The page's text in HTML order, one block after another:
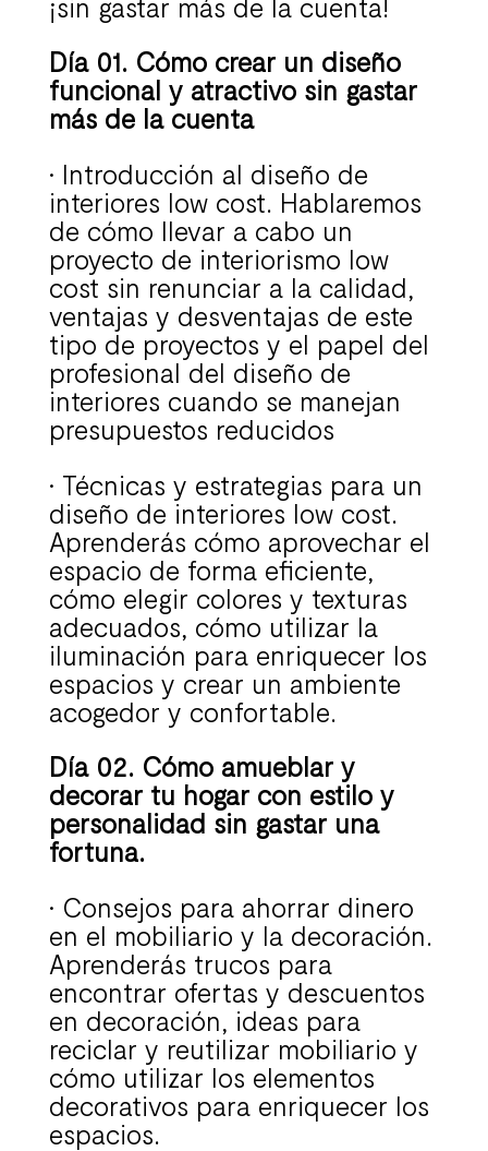
Día 01. Cómo crear un diseño
funcional y atractivo sin gastar
más de la cuenta
• Introducción al diseño de
interiores low cost. Hablaremos
de cómo llevar a cabo un
proyecto de interiorismo low
cost sin renunciar a la calidad,
ventajas y desventajas de este
tipo de proyectos y el papel del
profesional del diseño de
interiores cuando se manejan
presupuestos reducidos
• Técnicas y estrategias para un
diseño de interiores low cost.
Aprenderás cómo aprovechar el
espacio de forma eficiente,
cómo elegir colores y texturas
adecuados, cómo utilizar la
iluminación para enriquecer los
espacios y crear un ambiente
acogedor y confortable.
Día 02. Cómo amueblar y
decorar tu hogar con estilo y
personalidad sin gastar una
fortuna.
• Consejos para ahorrar dinero
en el mobiliario y la decoración.
Aprenderás trucos para
encontrar ofertas y descuentos
en decoración, ideas para
reciclar y reutilizar mobiliario y
cómo utilizar los elementos
decorativos para enriquecer los
espacios.